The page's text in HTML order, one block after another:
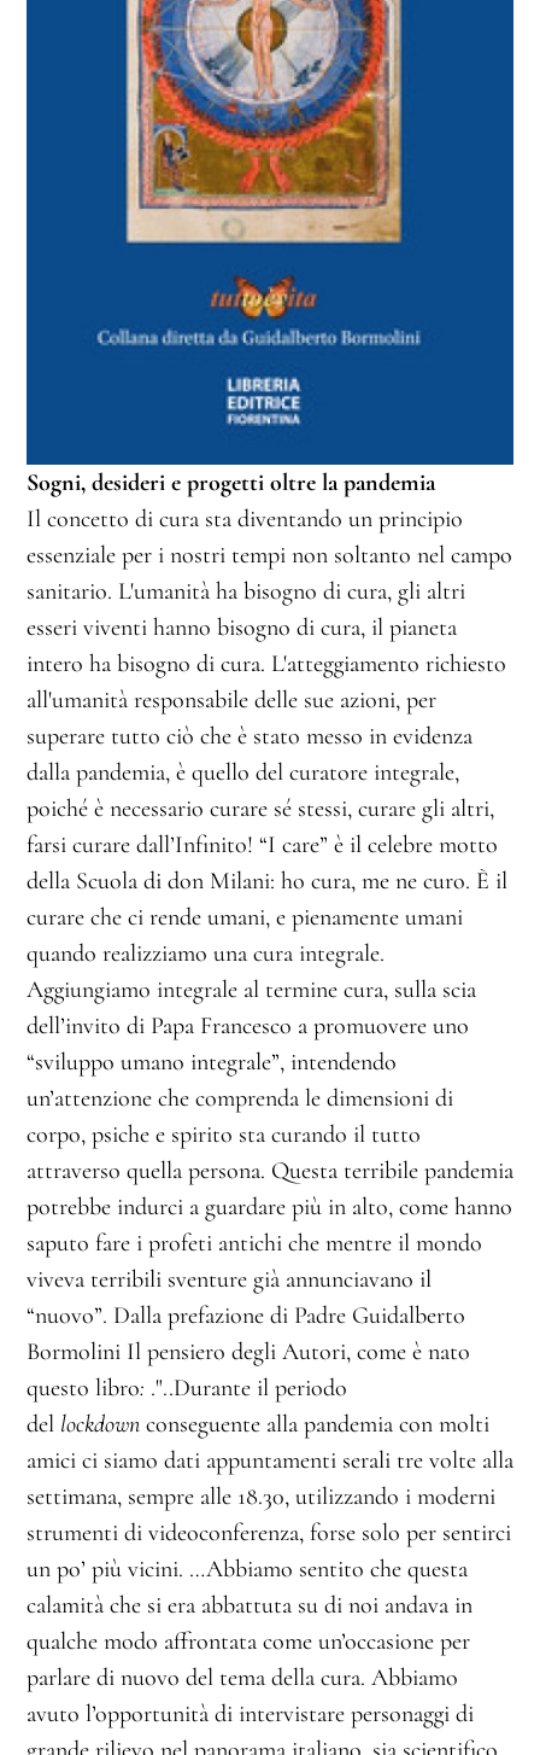
Sogni, desideri e progetti oltre la pandemia
Il concetto di cura sta diventando un principio
essenziale per i nostri tempi non soltanto nel campo
sanitario. L'umanità ha bisogno di cura, gli altri
esseri viventi hanno bisogno di cura, il pianeta
intero ha bisogno di cura. L'atteggiamento richiesto
all'umanità responsabile delle sue azioni, per
superare tutto ciò che è stato messo in evidenza
dalla pandemia, è quello del curatore integrale,
poiché è necessario curare sé stessi, curare gli altri,
farsi curare dall’Infinito! “I care” è il celebre motto
della Scuola di don Milani: ho cura, me ne curo. È il
curare che ci rende umani, e pienamente umani
quando realizziamo una cura integrale.
Aggiungiamo integrale al termine cura, sulla scia
dell’invito di Papa Francesco a promuovere uno
“sviluppo umano integrale”, intendendo
un’attenzione che comprenda le dimensioni di
corpo, psiche e spirito sta curando il tutto
attraverso quella persona. Questa terribile pandemia
potrebbe indurci a guardare più in alto, come hanno
saputo fare i profeti antichi che mentre il mondo
viveva terribili sventure già annunciavano il
“nuovo”. Dalla prefazione di Padre Guidalberto
Bormolini Il pensiero degli Autori, come è nato
questo libro: ."..Durante il periodo
del lockdown conseguente alla pandemia con molti
amici ci siamo dati appuntamenti serali tre volte alla
settimana, sempre alle 18.30, utilizzando i moderni
strumenti di videoconferenza, forse solo per sentirci
un po’ più vicini. …Abbiamo sentito che questa
calamità che si era abbattuta su di noi andava in
qualche modo affrontata come un’occasione per
parlare di nuovo del tema della cura. Abbiamo
avuto l’opportunità di intervistare personaggi di